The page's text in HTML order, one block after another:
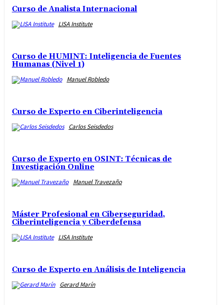
Curso de Analista Internacional
LISA Institute
Curso de HUMINT: Inteligencia de Fuentes
Humanas (Nivel 1)
Manuel Robledo
Curso de Experto en Ciberinteligencia
Carlos Seisdedos
Curso de Experto en OSINT: Técnicas de
Investigación Online
Manuel Travezaño
Máster Profesional en Ciberseguridad,
Ciberinteligencia y Ciberdefensa
LISA Institute
Curso de Experto en Análisis de Inteligencia
Gerard Marín